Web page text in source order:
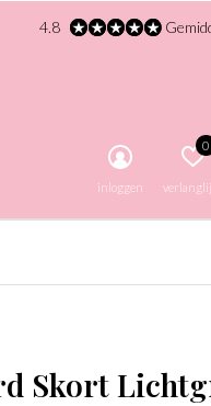
inloggen
0
4.8
Skort